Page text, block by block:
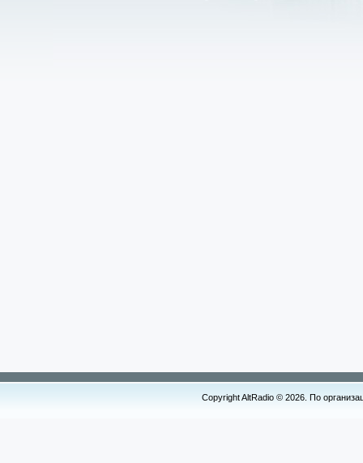
Copyright AltRadio © 2026. По